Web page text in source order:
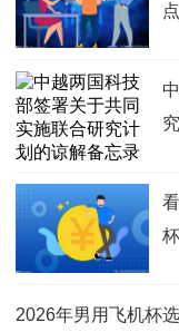
2026年男用飞机杯